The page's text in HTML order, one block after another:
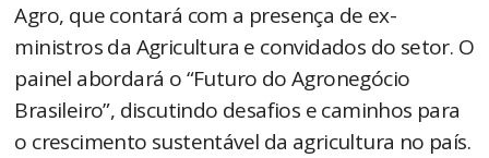
Agro, que contará com a presença de ex-
ministros da Agricultura e convidados do setor. O
painel abordará o “Futuro do Agronegócio
Brasileiro”, discutindo desafios e caminhos para
o crescimento sustentável da agricultura no país.